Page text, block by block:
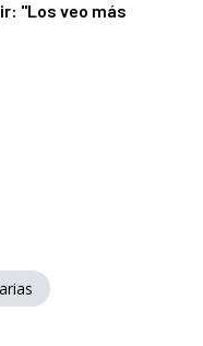
"Los veo más